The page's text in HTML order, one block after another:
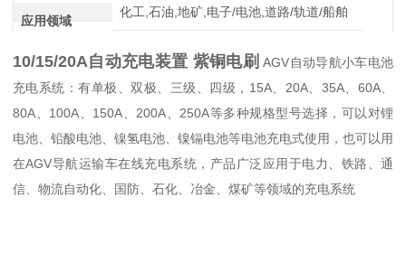
应用领域
化工,石油,地矿,电子/电池,道路/轨道/船舶
10/15/20A自动充电装置 紫铜电刷 AGV自动导航小车电池
充电系统：有单极、双极、三级、四级，15A、20A、35A、60A、
80A、100A、150A、200A、250A等多种规格型号选择，可以对锂
电池、铅酸电池、镍氢电池、镍镉电池等电池充电式使用，也可以用
在AGV导航运输车在线充电系统，产品广泛应用于电力、铁路、通
信、物流自动化、国防、石化、冶金、煤矿等领域的充电系统